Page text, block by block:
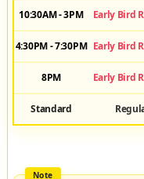
10:30AM - 3PM Early Bird
4:30PM - 7:30PM Early Bird
8PM Early Bird
Standard